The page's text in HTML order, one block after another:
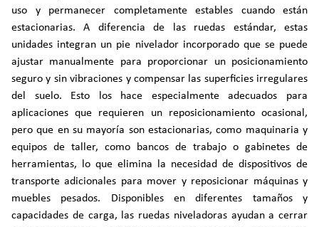
uso y permanecer completamente estables cuando están
estacionarias. A diferencia de las ruedas estándar, estas
unidades integran un pie nivelador incorporado que se puede
ajustar manualmente para proporcionar un posicionamiento
seguro y sin vibraciones y compensar las superficies irregulares
del suelo. Esto los hace especialmente adecuados para
aplicaciones que requieren un reposicionamiento ocasional,
pero que en su mayoría son estacionarias, como maquinaria y
equipos de taller, como bancos de trabajo o gabinetes de
herramientas, lo que elimina la necesidad de dispositivos de
transporte adicionales para mover y reposicionar máquinas y
muebles pesados. Disponibles en diferentes tamaños y
capacidades de carga, las ruedas niveladoras ayudan a cerrar